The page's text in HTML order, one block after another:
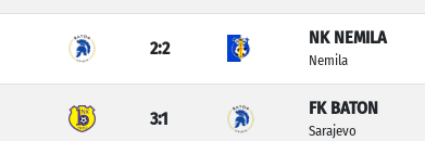
2:2
NK NEMILA
Nemila
3:1
FK BATON
Sarajevo